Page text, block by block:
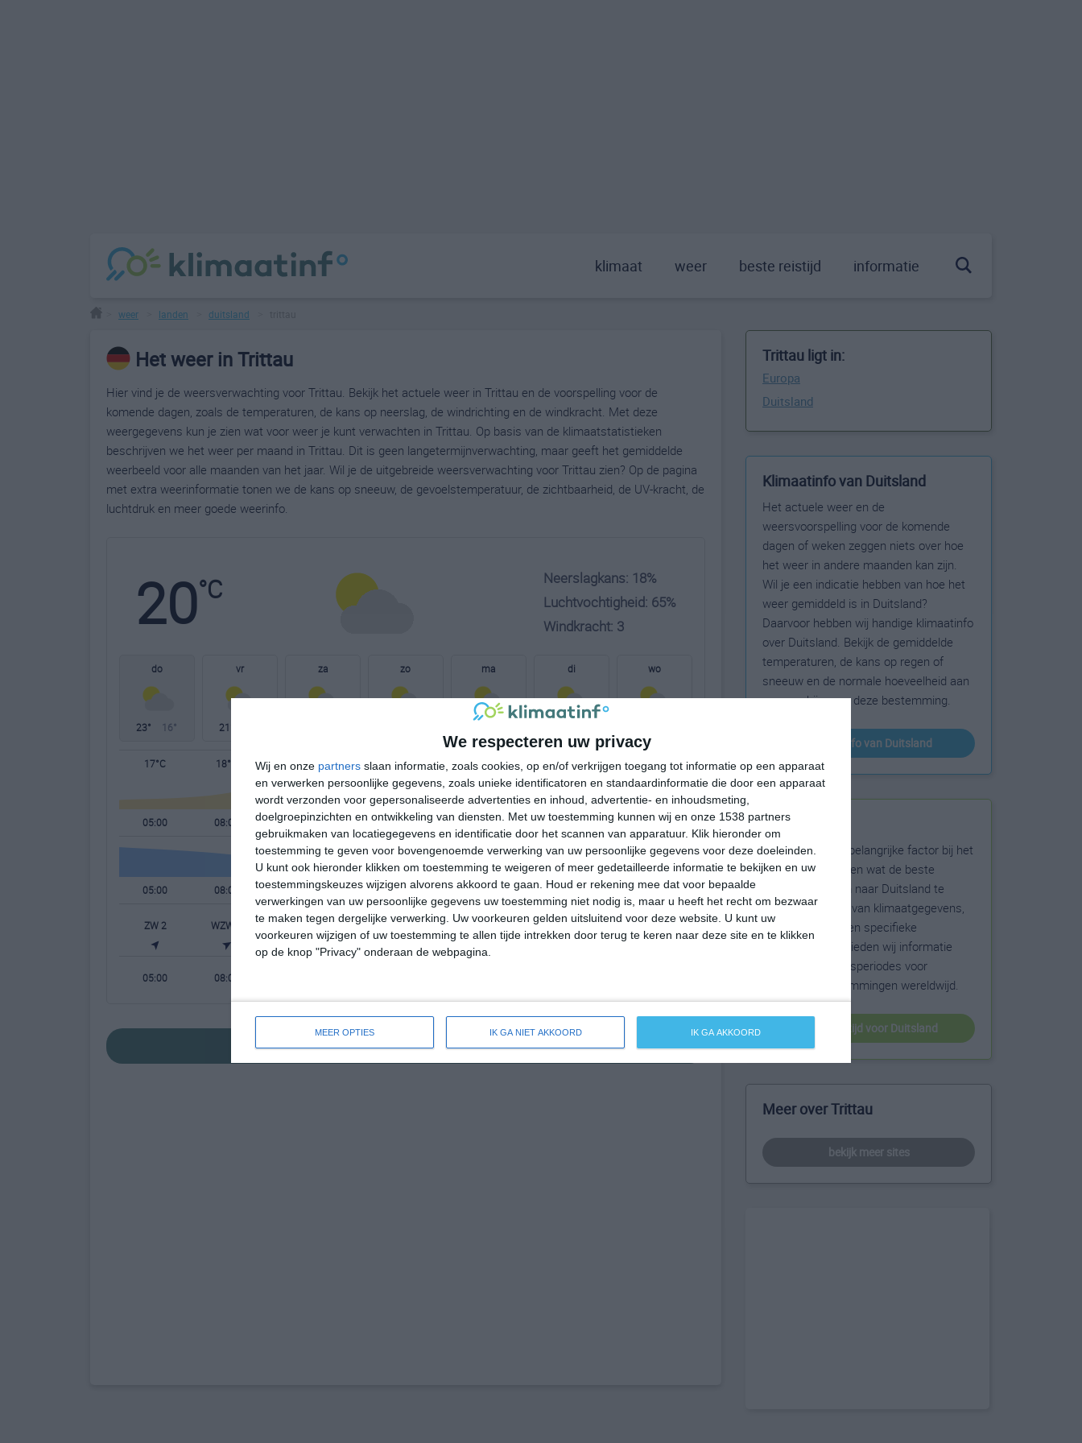
We respecteren uw privacy
Wij en onze partners slaan informatie, zoals cookies, op en/of verkrijgen toegang tot informatie op een apparaat
en verwerken persoonlijke gegevens, zoals unieke identificatoren en standaardinformatie die door een apparaat
wordt verzonden voor gepersonaliseerde advertenties en inhoud, advertentie- en inhoudsmeting,
doelgroepinzichten en ontwikkeling van diensten.
Met uw toestemming kunnen wij en onze 1538 partners
gebruikmaken van locatiegegevens en identificatie door het scannen van apparatuur. Klik hieronder om
toestemming te geven voor bovengenoemde verwerking van uw persoonlijke gegevens voor deze doeleinden.
U kunt ook hieronder klikken om toestemming te weigeren of meer gedetailleerde informatie te bekijken en uw
toestemmingskeuzes wijzigen alvorens akkoord te gaan.
Houd er rekening mee dat voor bepaalde
verwerkingen van uw persoonlijke gegevens uw toestemming niet nodig is, maar u heeft het recht om bezwaar
te maken tegen dergelijke verwerking. Uw voorkeuren gelden uitsluitend voor deze website. U kunt uw
voorkeuren wijzigen of uw toestemming te allen tijde intrekken door terug te keren naar deze site en te klikken
op de knop "Privacy" onderaan de webpagina.
MEER OPTIES IK GA NIET AKKOORD IK GA AKKOORD
klimaat weer beste reistijd informatie
weer landen duitsland
Het weer in Trittau
Hier vind je de weersverwachting voor Trittau. Bekijk het actuele weer in Trittau en de voorspelling voor de
komende dagen, zoals de temperaturen, de kans op neerslag, de windrichting en de windkracht. Met deze
weergegevens kun je zien wat voor weer je kunt verwachten in Trittau. Op basis van de klimaatstatistieken
beschrijven we het weer per maand in Trittau. Dit is geen langetermijnverwachting, maar geeft het gemiddelde
weerbeeld voor alle maanden van het jaar. Wil je de uitgebreide weersverwachting voor Trittau zien? Op de pagina
met extra weerinformatie tonen we de kans op sneeuw, de gevoelstemperatuur, de zichtbaarheid, de UV-kracht, de
luchtdruk en meer goede weerinfo.
20°C
Neerslagkans: 18%
Luchtvochtigheid: 65%
Windkracht: 3
do
23° 16°
vr
21°
za zo ma di wo
17°C 18°C 22°C 23°C 23°C 19°C 16°C 15°C
05:00 08:00 11:00 14:00 17:00 20:00 23:00 02:00
05:00 08:00 11:00 14:00 17:00 20:00 23:00 02:00
ZW 2 WZW 3 WZW 3 W 4 W 4 WNW 3 W 2 W 2
05:00 08:00
bekijk de uitgebreide weersverwachting voor Trittau
Trittau ligt in:
Europa
Duitsland
Klimaatinfo van Duitsland
Het actuele weer en de
weersvoorspelling voor de komende
dagen of weken zeggen niets over hoe
het weer in andere maanden kan zijn.
Wil je een indicatie hebben van hoe het
weer gemiddeld is in Duitsland?
Daarvoor hebben wij handige klimaatinfo
over Duitsland. Bekijk de gemiddelde
temperaturen, de kans op regen of
sneeuw en de normale hoeveelheid aan
zonneschijn voor deze bestemming.
klimaatinfo van Duitsland
Beste reistijd
Het weer is een belangrijke factor bij het
reizen. Wil je weten wat de beste
maanden zijn om naar Duitsland te
reizen? Op basis van klimaatgegevens,
weersextremen en specifieke
weerinformatie bieden wij informatie
over de beste reisperiodes voor
duizenden bestemmingen wereldwijd.
beste reistijd voor Duitsland
Meer over Trittau
bekijk meer sites